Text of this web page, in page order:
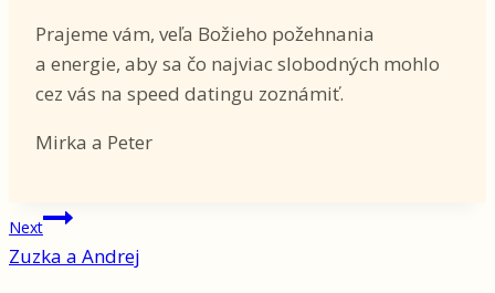
Prajeme vám, veľa Božieho požehnania
a energie, aby sa čo najviac slobodných mohlo
cez vás na speed datingu zoznámiť.
Mirka a Peter
Navigácia
v
Next
Zuzka a Andrej